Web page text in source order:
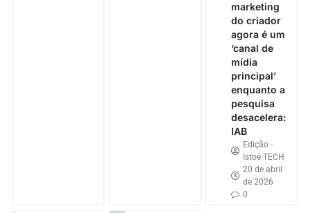
marketing
do criador
agora é um
‘canal de
mídia
principal’
enquanto a
pesquisa
desacelera:
IAB
Edição -
Istoé TECH
20 de abril
de 2026
0